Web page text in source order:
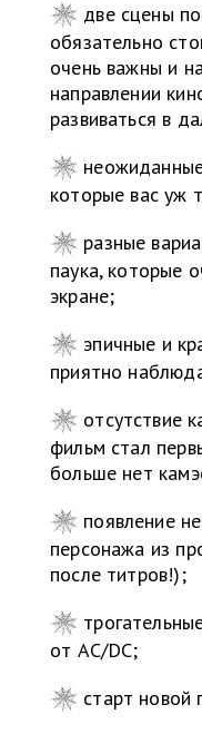
две сцены
обязательно
очень важны и
направлении
развиваться в
которые вас уж
разные
паука, которые
экране;
эпичные и
приятно
отсутствие
фильм стал
больше нет
появление
персонажа из
после титров!);
от AC/DC;
старт новой